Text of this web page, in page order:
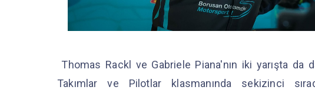
Thomas Rackl ve Gabriele Piana'nın iki yarışta da
Takımlar ve Pilotlar klasmanında sekizinci